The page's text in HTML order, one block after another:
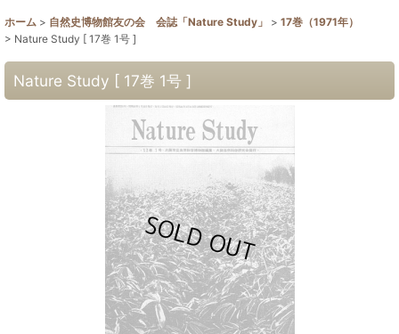
ホーム > 自然史博物館友の会 会誌「Nature Study」 > 17巻（1971年）
> Nature Study [ 17巻 1号 ]
Nature Study [ 17巻 1号 ]